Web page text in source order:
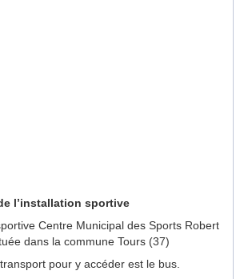
l’installation sportive
Centre Municipal des Sports Robert
dans la commune Tours (37)
pour y accéder est le bus.